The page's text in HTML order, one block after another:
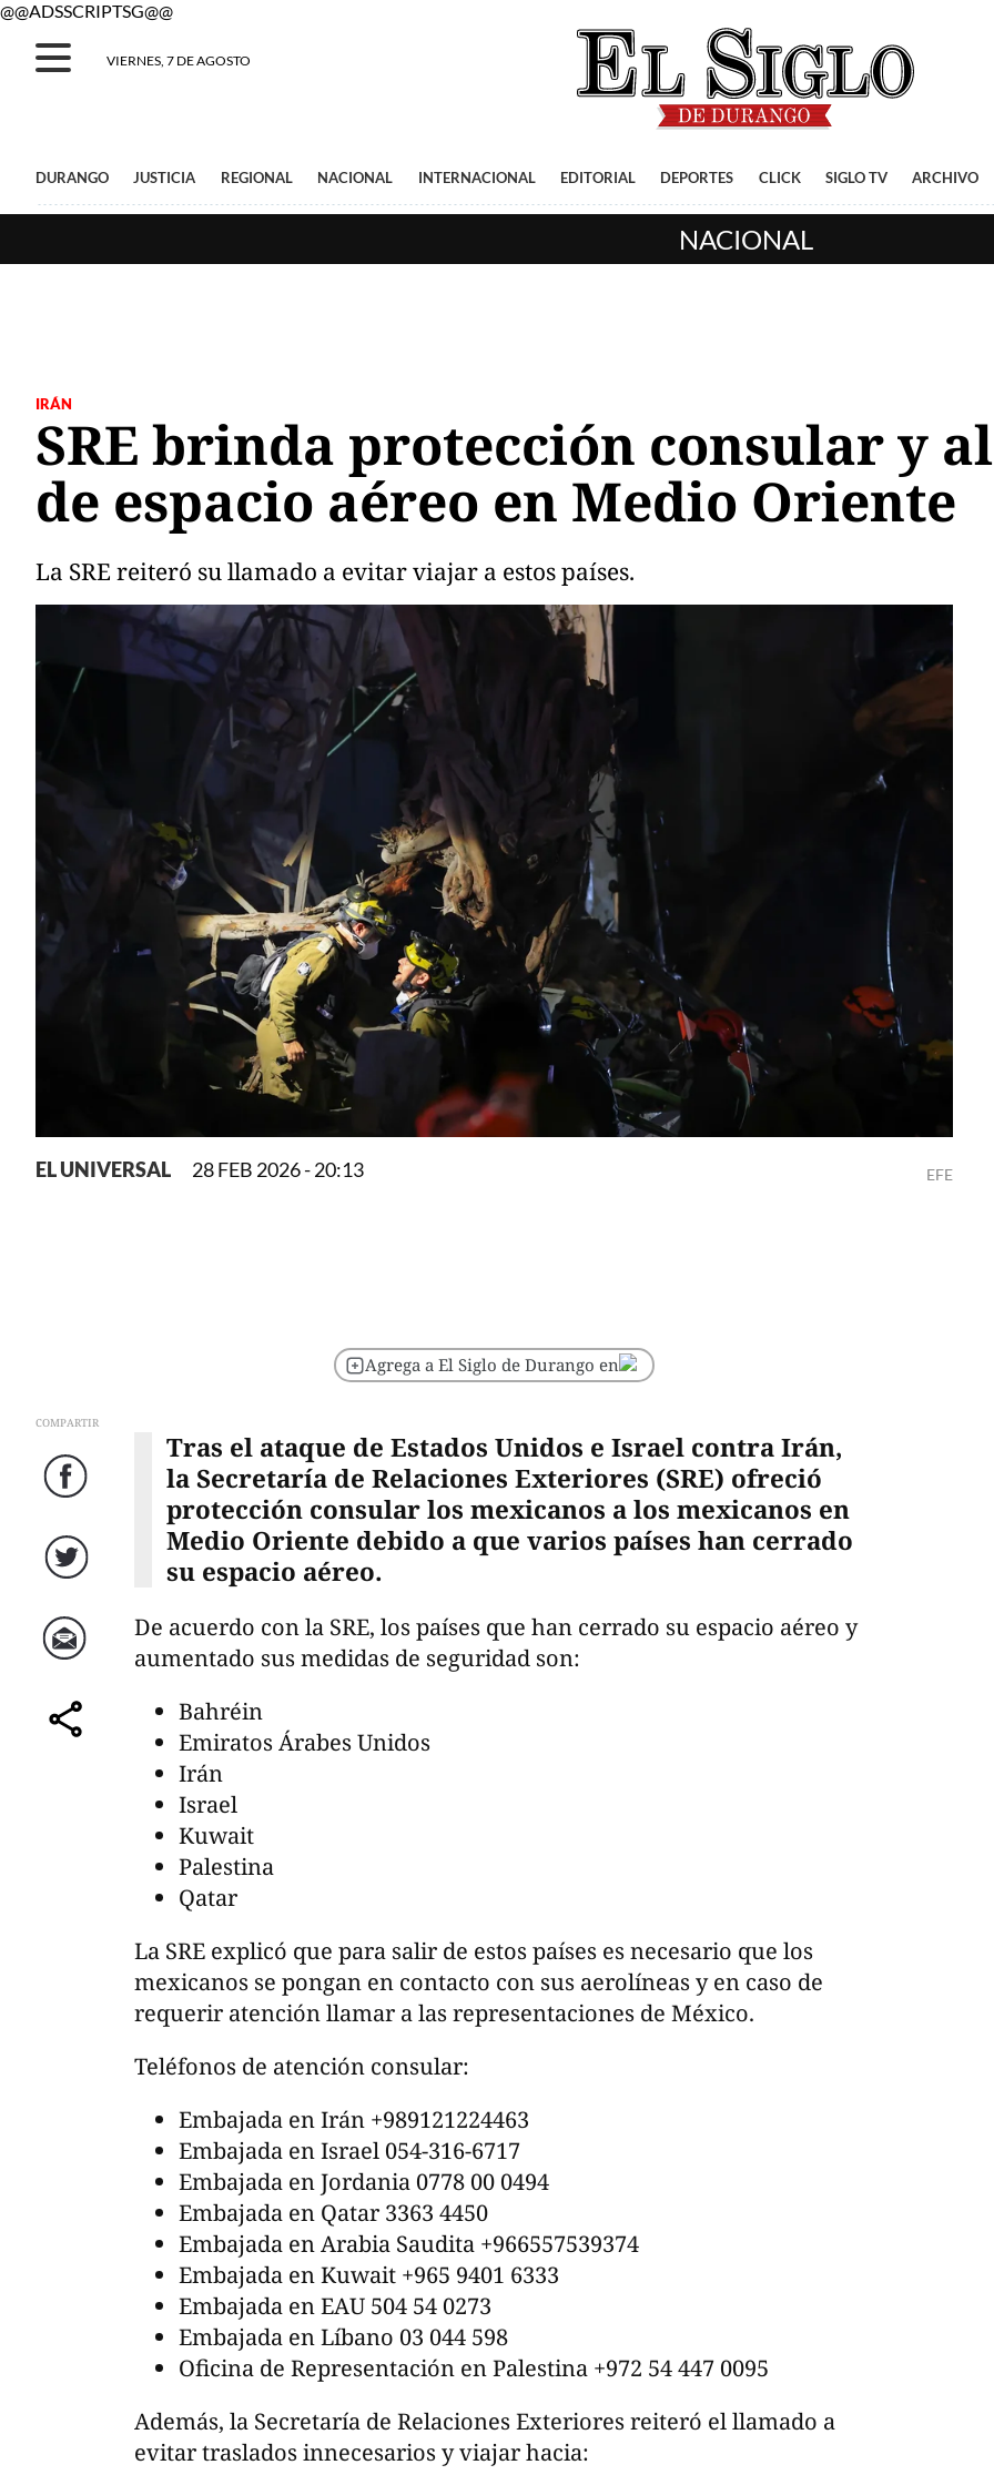
@@ADSSCRIPTSG@@
VIERNES, 7 DE AGOSTO
DURANGO JUSTICIA REGIONAL NACIONAL INTERNACIONAL EDITORIAL DEPORTES CLICK SIGLO TV ARCHIVO
NACIONAL
IRÁN
SRE brinda protección consular y
de espacio aéreo en Medio Oriente
La SRE reiteró su llamado a evitar viajar a estos países.
EFE
EL UNIVERSAL 28 FEB 2026 - 20:13
Agrega a El Siglo de Durango en
COMPARTIR
Facebook
Twitter
Correo
comparte
Tras el ataque de Estados Unidos e Israel contra Irán,
la Secretaría de Relaciones Exteriores (SRE) ofreció
protección consular los mexicanos a los mexicanos en
Medio Oriente debido a que varios países han cerrado
su espacio aéreo.
De acuerdo con la SRE, los países que han cerrado su espacio aéreo y
aumentado sus medidas de seguridad son:
Bahréin
Emiratos Árabes Unidos
Irán
Israel
Kuwait
Palestina
Qatar
La SRE explicó que para salir de estos países es necesario que los
mexicanos se pongan en contacto con sus aerolíneas y en caso de
requerir atención llamar a las representaciones de México.
Teléfonos de atención consular:
Embajada en Irán +989121224463
Embajada en Israel 054-316-6717
Embajada en Jordania 0778 00 0494
Embajada en Qatar 3363 4450
Embajada en Arabia Saudita +966557539374
Embajada en Kuwait +965 9401 6333
Embajada en EAU 504 54 0273
Embajada en Líbano 03 044 598
Oficina de Representación en Palestina +972 54 447 0095
Además, la Secretaría de Relaciones Exteriores reiteró el llamado a
evitar traslados innecesarios y viajar hacia: